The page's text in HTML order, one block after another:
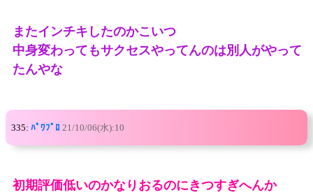
またインチキしたのかこいつ
中身変わってもサクセスやってんのは別人がやって
たんやな
335: ﾊﾟﾜﾌﾟﾛ 21/10/06(水):10
初期評価低いのかなりおるのにきつすぎへんか